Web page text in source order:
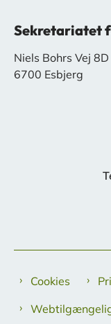
Sekretariatet
Niels Bohrs Vej 8D
6700 Esbjerg
Cookies